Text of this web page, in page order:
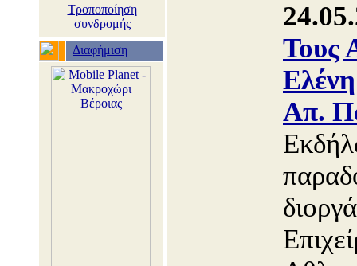
Τροποποίηση
συνδρομής
Διαφήμιση
Τους
Απ.